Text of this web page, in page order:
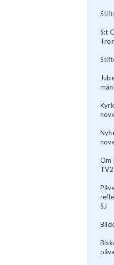
S:t
Om
SJ